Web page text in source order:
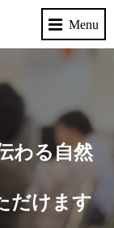
わる自然
だけます